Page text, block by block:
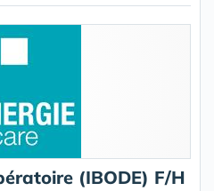
(IBODE) F/H